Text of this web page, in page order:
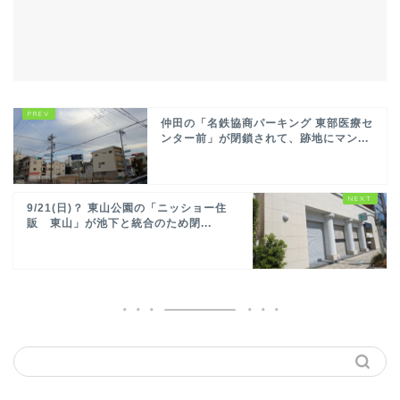
仲田の「名鉄協商パーキング 東部医療セ
ンター前」が閉鎖されて、跡地にマン...
9/21(日)？ 東山公園の「ニッショー住
販 東山」が池下と統合のため閉...